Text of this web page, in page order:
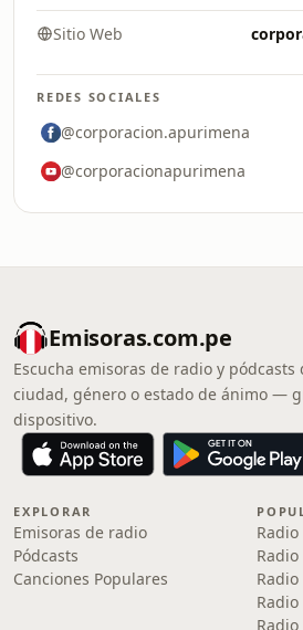
Sitio Web
REDES SOCIALES
@corporacion.apurimena
@corporacionapurimena
Emisoras.com.pe
Escucha emisoras de radio y
ciudad, género o estado de ánimo —
dispositivo.
EXPLORAR
Emisoras de radio
Pódcasts
Canciones Populares
Radio
Radio